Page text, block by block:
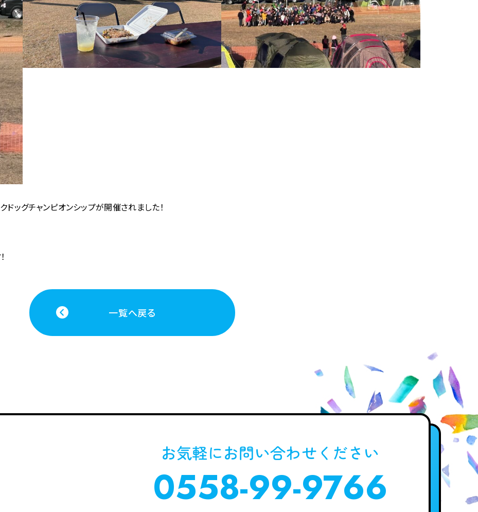
ドッグチャンピオンシップが開催されました！
一覧へ戻る
お気軽にお問い合わせください
0558-99-9766